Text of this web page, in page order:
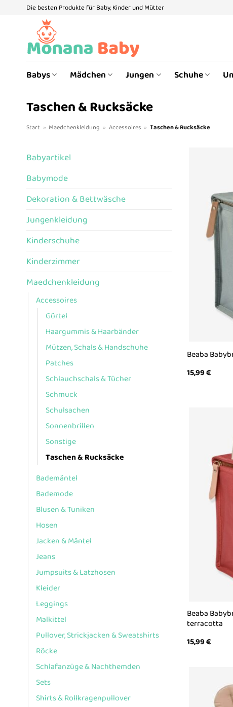
Die besten Produkte für Baby, Kinder und Mütter
Babys Mädchen Jungen Schuhe
Taschen & Rucksäcke
Start » Maedchenkleidung » Accessoires » Taschen & Rucksäcke
Babyartikel
Babymode
Dekoration & Bettwäsche
Jungenkleidung
Kinderschuhe
Kinderzimmer
Maedchenkleidung
Accessoires
Gürtel
Haargummis & Haarbänder
Mützen, Schals & Handschuhe
Patches
Schlauchschals & Tücher
Schmuck
Schulsachen
Sonnenbrillen
Sonstige
Taschen & Rucksäcke
Bademäntel
Bademode
Blusen & Tuniken
Hosen
Jacken & Mäntel
Jeans
Jumpsuits & Latzhosen
Kleider
Leggings
Malkittel
Pullover, Strickjacken & Sweatshirts
Röcke
Schlafanzüge & Nachthemden
Sets
Shirts & Rollkragenpullover
Beaba
15,99€
Beaba
terracotta
15,99€